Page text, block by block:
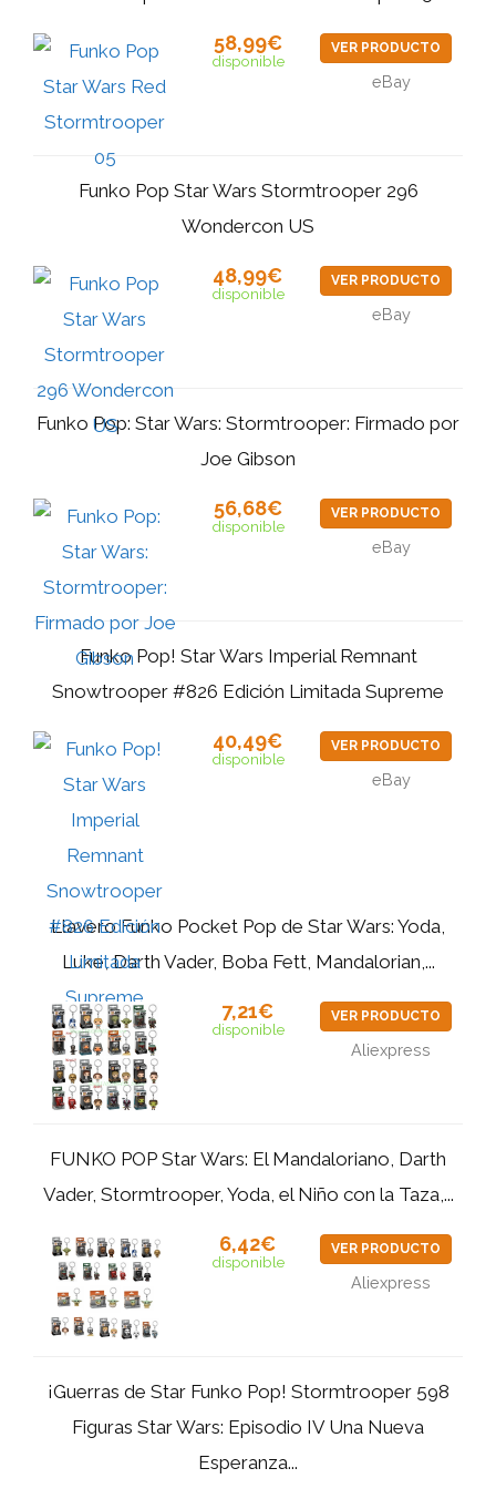
58,99€
disponible
VER PRODUCTO
eBay
Funko Pop Star Wars Stormtrooper 296
Wondercon US
48,99€
disponible
VER PRODUCTO
eBay
Funko Pop: Star Wars: Stormtrooper: Firmado por
Joe Gibson
56,68€
disponible
VER PRODUCTO
eBay
Funko Pop! Star Wars Imperial Remnant
Snowtrooper #826 Edición Limitada Supreme
40,49€
disponible
VER PRODUCTO
eBay
Llavero Funko Pocket Pop de Star Wars: Yoda,
Luke, Darth Vader, Boba Fett, Mandalorian,...
7,21€
disponible
VER PRODUCTO
Aliexpress
FUNKO POP Star Wars: El Mandaloriano, Darth
Vader, Stormtrooper, Yoda, el Niño con la Taza,...
6,42€
disponible
VER PRODUCTO
Aliexpress
¡Guerras de Star Funko Pop! Stormtrooper 598
Figuras Star Wars: Episodio IV Una Nueva
Esperanza...